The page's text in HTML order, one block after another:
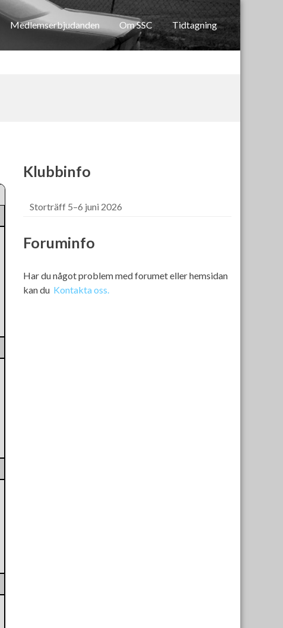
Medlemserbjudanden Om SSC Tidtagning
Klubbinfo
Storträff 5–6 juni 2026
Foruminfo
Har du något problem med forumet eller hemsidan
kan du Kontakta oss.